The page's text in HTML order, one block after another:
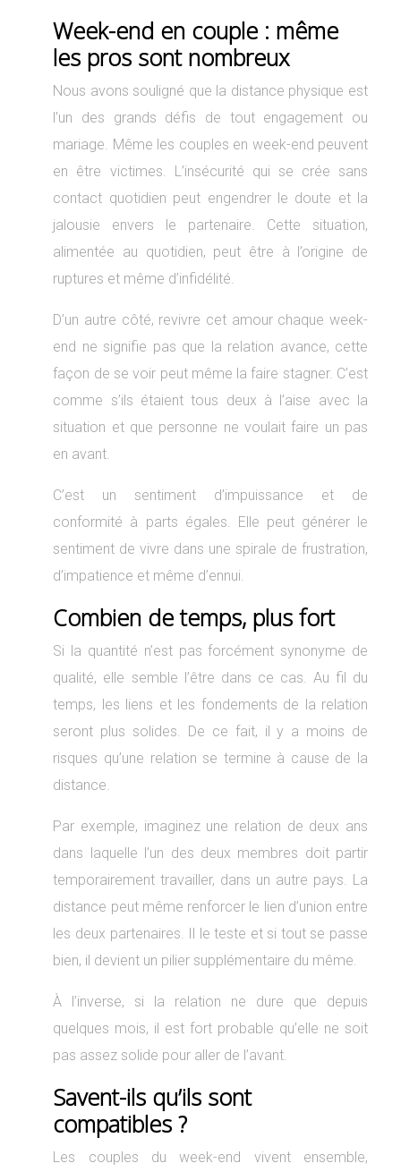
Week-end en couple : même
les pros sont nombreux
Nous avons souligné que la distance physique est
l’un des grands défis de tout engagement ou
mariage. Même les couples en week-end peuvent
en être victimes. L’insécurité qui se crée sans
contact quotidien peut engendrer le doute et la
jalousie envers le partenaire. Cette situation,
alimentée au quotidien, peut être à l’origine de
ruptures et même d’infidélité.
D’un autre côté, revivre cet amour chaque week-
end ne signifie pas que la relation avance, cette
façon de se voir peut même la faire stagner. C’est
comme s’ils étaient tous deux à l’aise avec la
situation et que personne ne voulait faire un pas
en avant.
C’est un sentiment d’impuissance et de
conformité à parts égales. Elle peut générer le
sentiment de vivre dans une spirale de frustration,
d’impatience et même d’ennui.
Combien de temps, plus fort
Si la quantité n’est pas forcément synonyme de
qualité, elle semble l’être dans ce cas. Au fil du
temps, les liens et les fondements de la relation
seront plus solides. De ce fait, il y a moins de
risques qu’une relation se termine à cause de la
distance.
Par exemple, imaginez une relation de deux ans
dans laquelle l’un des deux membres doit partir
temporairement travailler, dans un autre pays. La
distance peut même renforcer le lien d’union entre
les deux partenaires. Il le teste et si tout se passe
bien, il devient un pilier supplémentaire du même.
À l’inverse, si la relation ne dure que depuis
quelques mois, il est fort probable qu’elle ne soit
pas assez solide pour aller de l’avant.
Savent-ils qu’ils sont
compatibles ?
Les couples du week-end vivent ensemble,